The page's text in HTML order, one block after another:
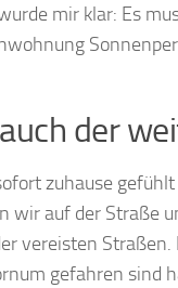
mir klar: Es
der
zuhause
wir auf der Straße
vereisten
gefahren sind